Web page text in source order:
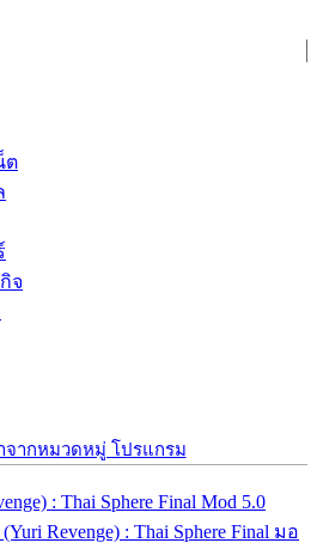
ต
จ
จากหมวดหมู่ โปรแกรม
: Thai Sphere Final Mod 5.0
Revenge) : Thai Sphere Final มอ